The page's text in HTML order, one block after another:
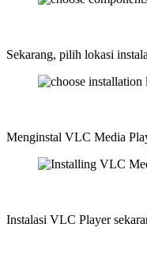
Sekarang, pilih lokasi
Menginstal VLC Media
Instalasi VLC Player